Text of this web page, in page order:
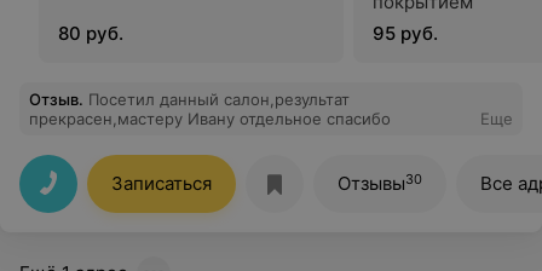
80 руб.
95 руб.
Отзыв. Посетил данный салон,результат
прекрасен,мастеру Ивану отдельное спасибо
Еще
Записаться Отзывы30 Все